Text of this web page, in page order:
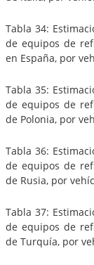
Tabla 34:
de equipos de
en España, por
Tabla 35:
de equipos de
de Polonia, por
Tabla 36:
de equipos de
de Rusia, por
Tabla 37:
de equipos de
de Turquía, por